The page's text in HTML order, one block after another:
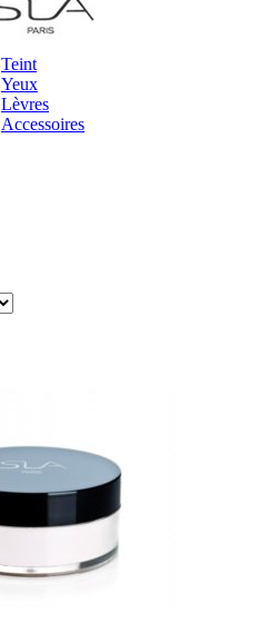
Teint
Yeux
Lèvres
Accessoires